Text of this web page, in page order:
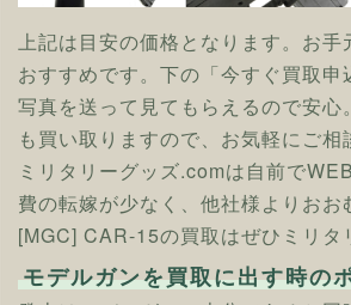
上記は目安の価格となります。お
おすすめです。下の「今すぐ買取申
写真を送って見てもらえるので安
も買い取りますので、お気軽にご相
ミリタリーグッズ.comは自前で
費の転嫁が少なく、他社様よりおお
[MGC] CAR-15の買取はぜひミリタ
モデルガンを買取に出す時の